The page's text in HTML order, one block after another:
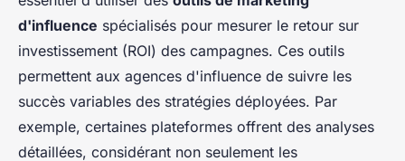
d'influence spécialisés pour mesurer le retour sur
investissement (ROI) des campagnes. Ces outils
permettent aux agences d'influence de suivre les
succès variables des stratégies déployées. Par
exemple, certaines plateformes offrent des analyses
détaillées, considérant non seulement les